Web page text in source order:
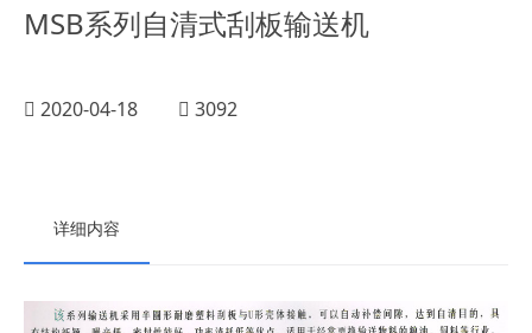
MSB系列自清式刮板输送机
2020-04-18 3092
详细内容